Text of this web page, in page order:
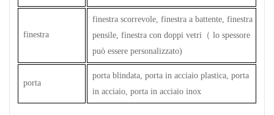
finestra
finestra scorrevole, finestra a battente, finestra
pensile, finestra con doppi vetri （ lo spessore
può essere personalizzato)
porta
porta blindata, porta in acciaio plastica, porta
in acciaio, porta in acciaio inox